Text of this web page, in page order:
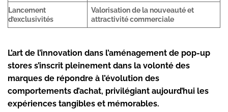
Lancement
d’exclusivités
Valorisation de la nouveauté et
attractivité commerciale
L’art de l’innovation dans l’aménagement de pop-up
stores s’inscrit pleinement dans la volonté des
marques de répondre à l’évolution des
comportements d’achat, privilégiant aujourd’hui les
expériences tangibles et mémorables.